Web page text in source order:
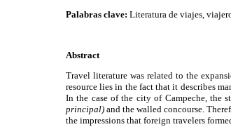
Palabras clave: Literatura de viajes,
Abstract
Travel literature was related to the
resource lies in the fact that it describes
In the case of the city of Campeche, the
principal) and the walled concourse.
the impressions that foreign travelers